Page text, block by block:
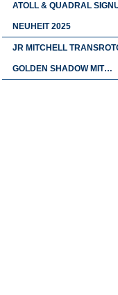
ATOLL & QUADRAL
NEUHEIT 2025
JR MITCHELL
GOLDEN SHADOW MIT…